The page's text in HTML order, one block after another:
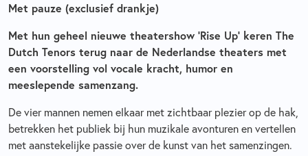
Met hun geheel nieuwe theatershow ‘Rise Up’ keren The
Dutch Tenors terug naar de Nederlandse theaters met
een voorstelling vol vocale kracht, humor en
meeslepende samenzang.
De vier mannen nemen elkaar met zichtbaar plezier op de hak,
betrekken het publiek bij hun muzikale avonturen en vertellen
met aanstekelijke passie over de kunst van het samenzingen.
Met pauze (exclusief drankje)